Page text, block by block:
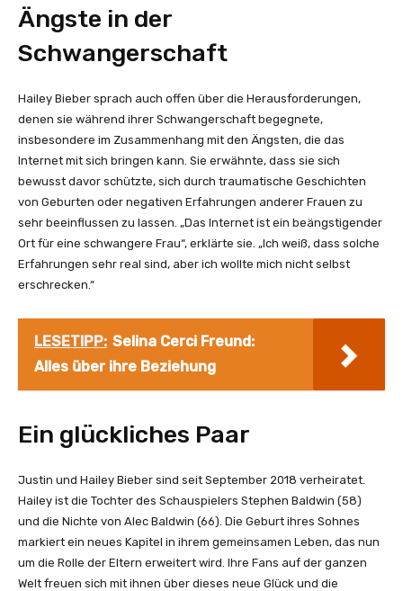
Ängste in der
Schwangerschaft
Hailey Bieber sprach auch offen über die Herausforderungen,
denen sie während ihrer Schwangerschaft begegnete,
insbesondere im Zusammenhang mit den Ängsten, die das
Internet mit sich bringen kann. Sie erwähnte, dass sie sich
bewusst davor schützte, sich durch traumatische Geschichten
von Geburten oder negativen Erfahrungen anderer Frauen zu
sehr beeinflussen zu lassen. „Das Internet ist ein beängstigender
Ort für eine schwangere Frau“, erklärte sie. „Ich weiß, dass solche
Erfahrungen sehr real sind, aber ich wollte mich nicht selbst
erschrecken.“
LESETIPP: Selina Cerci Freund:
Alles über ihre Beziehung
Ein glückliches Paar
Justin und Hailey Bieber sind seit September 2018 verheiratet.
Hailey ist die Tochter des Schauspielers Stephen Baldwin (58)
und die Nichte von Alec Baldwin (66). Die Geburt ihres Sohnes
markiert ein neues Kapitel in ihrem gemeinsamen Leben, das nun
um die Rolle der Eltern erweitert wird. Ihre Fans auf der ganzen
Welt freuen sich mit ihnen über dieses neue Glück und die